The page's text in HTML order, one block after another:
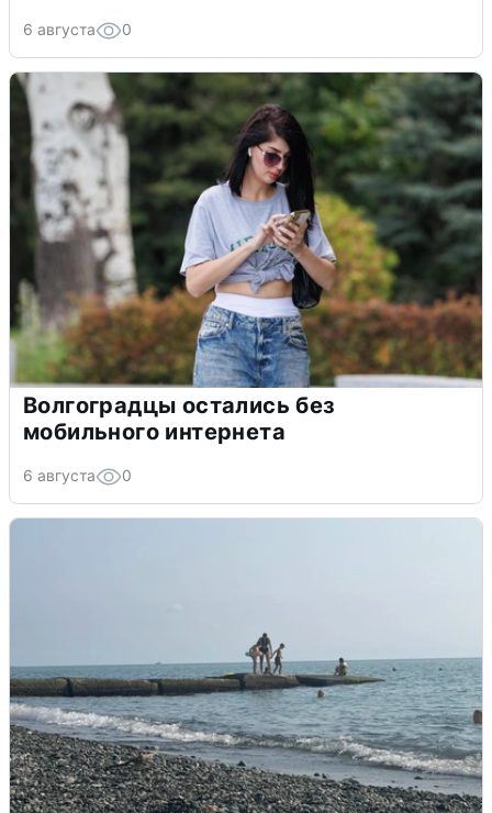
6 августа 0
Волгоградцы остались без
мобильного интернета
6 августа 0